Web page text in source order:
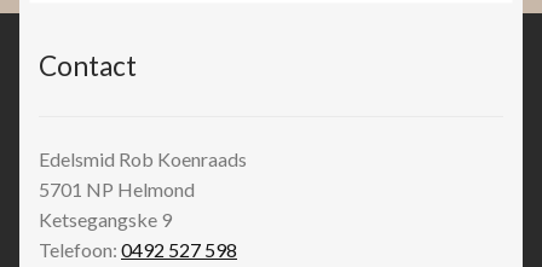
Contact
Edelsmid Rob Koenraads
5701 NP Helmond
Ketsegangske 9
Telefoon: 0492 527 598